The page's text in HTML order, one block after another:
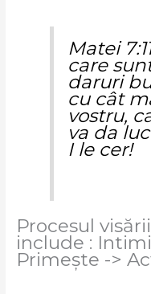
Matei
care
daruri
cu cât
vostru,
va da
I le cer!
Procesul
include :
Primește ->